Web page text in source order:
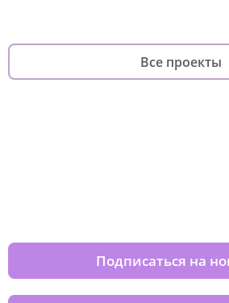
Все проекты
Подписаться на